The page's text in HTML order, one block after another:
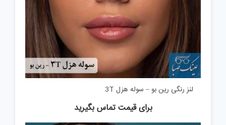
لنز رنگی رین بو – سوله هزل 3T
برای قیمت تماس بگیرید